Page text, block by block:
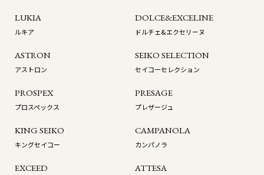
LUKIA
ルキア
DOLCE&EXCELINE
ドルチェ&エクセリーヌ
ASTRON
アストロン
SEIKO SELECTION
セイコーセレクション
PROSPEX
プロスペックス
PRESAGE
プレザージュ
KING SEIKO
キングセイコー
CAMPANOLA
カンパノラ
EXCEED ATTESA